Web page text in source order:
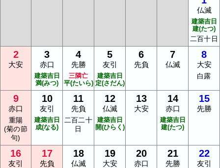
仏滅
建築吉日
建(たつ)
二百十日
2
大安
3
赤口
建築吉日
満(みつ)
4
先勝
三隣亡
平(たいら)
5
友引
建築吉日
定(さだん)
6
先負
7
仏滅
8
大安
白露
9
赤口
重陽
(菊の節
句)
10
友引
建築吉日
成(なる)
11
先負
二百二十
日
12
仏滅
建築吉日
開(ひらく)
13
大安
14
赤口
建築吉日
建(たつ)
15
先勝
16
友引
17
先負
18
仏滅
19
大安
20
赤口
21
先勝
22
友引